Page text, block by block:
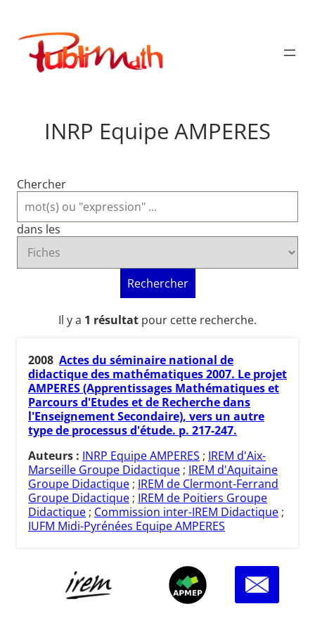
contenu
Publimath
INRP Equipe AMPERES
Chercher
dans les
Rechercher
Il y a 1 résultat pour cette recherche.
2008 Actes du séminaire national de
didactique des mathématiques 2007. Le projet
AMPERES (Apprentissages Mathématiques et
Parcours d'Etudes et de Recherche dans
l'Enseignement Secondaire), vers un autre
type de processus d'étude. p. 217-247.
Auteurs : INRP Equipe AMPERES ; IREM d'Aix-
Marseille Groupe Didactique ; IREM d'Aquitaine
Groupe Didactique ; IREM de Clermont-Ferrand
Groupe Didactique ; IREM de Poitiers Groupe
Didactique ; Commission inter-IREM Didactique ;
IUFM Midi-Pyrénées Equipe AMPERES